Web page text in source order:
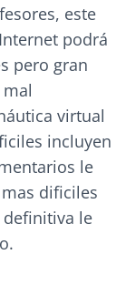
este
podrá
pero gran
virtual
incluyen
le
dificiles
le